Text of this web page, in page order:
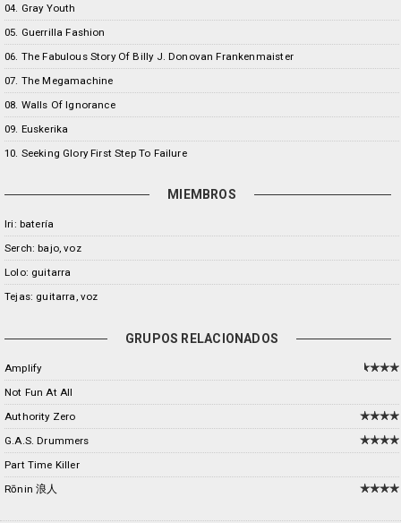
04. Gray Youth
05. Guerrilla Fashion
06. The Fabulous Story Of Billy J. Donovan Frankenmaister
07. The Megamachine
08. Walls Of Ignorance
09. Euskerika
10. Seeking Glory First Step To Failure
MIEMBROS
Iri: batería
Serch: bajo, voz
Lolo: guitarra
Tejas: guitarra, voz
GRUPOS RELACIONADOS
Amplify
Not Fun At All
Authority Zero
G.A.S. Drummers
Part Time Killer
Rōnin 浪人